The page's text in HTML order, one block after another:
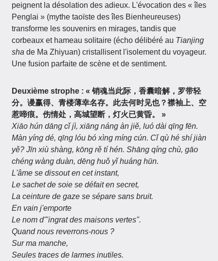
peignent la désolation des adieux. L'évocation des « îles
Penglai » (mythe taoïste des îles Bienheureuses)
transforme les souvenirs en mirages, tandis que
corbeaux et hameau solitaire (écho délibéré au Tianjing
sha de Ma Zhiyuan) cristallisent l'isolement du voyageur.
Une fusion parfaite de scène et de sentiment.
Deuxième strophe : « 销魂当此际，香囊暗解，罗带轻
分。谩赢得、青楼薄幸名存。此去何时见也？襟袖上、空
惹啼痕。伤情处，高城望断，灯火已黄昏。 »
Xiāo hún dāng cǐ jì, xiāng náng àn jiě, luó dài qīng fēn.
Màn yíng dé, qīng lóu bó xìng míng cún. Cǐ qù hé shí jiàn
yě? Jīn xiù shàng, kōng rě tí hén. Shāng qíng chù, gāo
chéng wàng duàn, dēng huǒ yǐ huáng hūn.
L'âme se dissout en cet instant,
Le sachet de soie se défait en secret,
La ceinture de gaze se sépare sans bruit.
En vain j'emporte
Le nom d'"ingrat des maisons vertes".
Quand nous reverrons-nous ?
Sur ma manche,
Seules traces de larmes inutiles.